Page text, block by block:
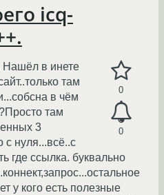
icq-
0
0
Нашёл в инете
там
в чём
там
3
с нуля...всё..с
где ссылка. буквально
у кого есть полезные